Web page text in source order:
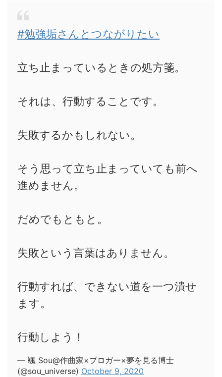
#勉強垢さんとつながりたい
立ち止まっているときの処方箋。
それは、行動することです。
失敗するかもしれない。
そう思って立ち止まっていても前へ
進めません。
だめでもともと。
失敗という言葉はありません。
行動すれば、できない道を一つ潰せ
ます。
行動しよう！
— 颯 Sou@作曲家×ブロガー×夢を見る博士
(@sou_universe) October 9, 2020